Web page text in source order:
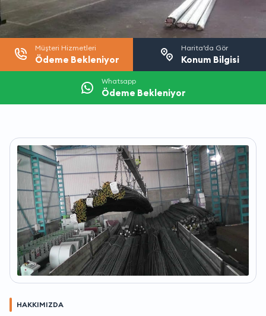
Müşteri Hizmetleri
Ödeme Bekleniyor
Harita’da Gör
Konum Bilgisi
Whatsapp
Ödeme Bekleniyor
HAKKIMIZDA